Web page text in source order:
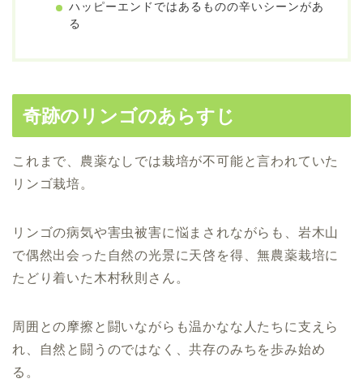
ハッピーエンドではあるものの辛いシーンがあ
る
奇跡のリンゴのあらすじ
これまで、農薬なしでは栽培が不可能と言われていた
リンゴ栽培。
リンゴの病気や害虫被害に悩まされながらも、岩木山
で偶然出会った自然の光景に天啓を得、無農薬栽培に
たどり着いた木村秋則さん。
周囲との摩擦と闘いながらも温かなな人たちに支えら
れ、自然と闘うのではなく、共存のみちを歩み始め
る。